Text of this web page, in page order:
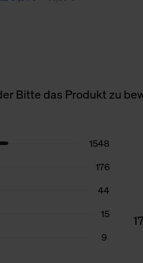
Bitte das Produkt zu
1548
176
44
15
9